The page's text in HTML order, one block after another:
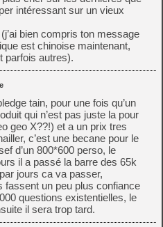
intéressant sur un vieux
bien compris ton message
est chinoise maintenant,
parfois autres).
tain, pour une fois qu’un
qui n’est pas juste la pour
geo X??!) et a un prix tres
c’est une becane pour le
d’un 800*600 perso, le
il a passé la barre des 65k
jours ca va passer,
fassent un peu plus confiance
questions existentielles, le
il sera trop tard.